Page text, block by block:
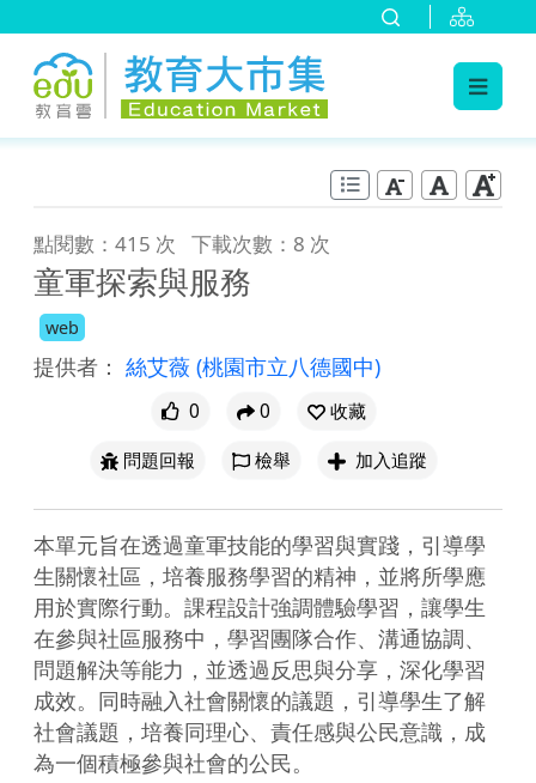
點閱數：415 次 下載次數：8 次
童軍探索與服務
web
提供者： 絲艾薇 (桃園市立八德國中)
0 0
收藏
問題回報
檢舉 加入追蹤
本單元旨在透過童軍技能的學習與實踐，引導學
生關懷社區，培養服務學習的精神，並將所學應
用於實際行動。課程設計強調體驗學習，讓學生
在參與社區服務中，學習團隊合作、溝通協調、
問題解決等能力，並透過反思與分享，深化學習
成效。同時融入社會關懷的議題，引導學生了解
社會議題，培養同理心、責任感與公民意識，成
為一個積極參與社會的公民。